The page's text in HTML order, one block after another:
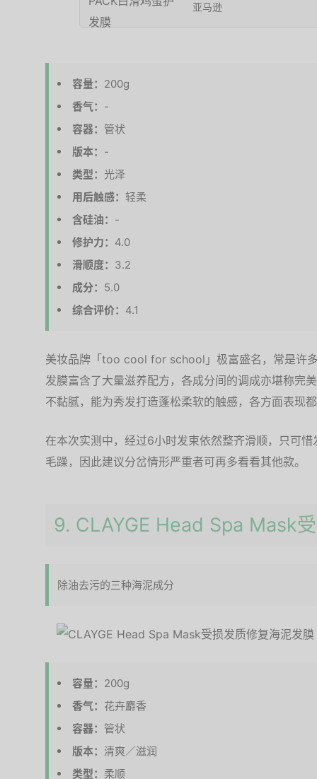
亚马逊
容量： 200g
香气： -
容器： 管状
版本： -
类型： 光泽
用后触感： 轻柔
含硅油： -
修护力： 4.0
滑顺度： 3.2
成分： 5.0
综合评价： 4.1
美妆品牌「too cool for school」极富盛名，常是许
发膜富含了大量滋养配方，各成分间的调成亦堪称完
不黏腻，能为秀发打造蓬松柔软的触感，各方面表现
在本次实测中，经过6小时发束依然整齐滑顺，只可
毛躁，因此建议分岔情形严重者可再多看看其他款。
9. CLAYGE Head Spa Mask
除油去污的三种海泥成分
容量： 200g
香气： 花卉麝香
容器： 管状
版本： 清爽／滋润
类型： 柔顺